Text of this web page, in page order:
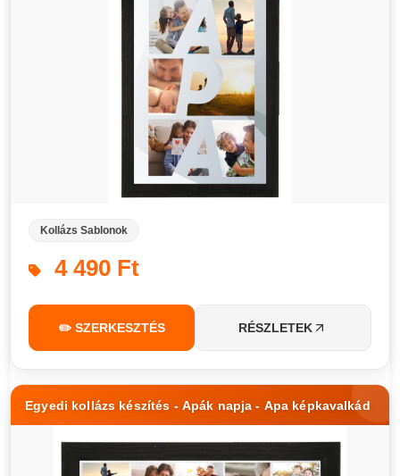
Kollázs Sablonok
4 490 Ft
✏️ SZERKESZTÉS RÉSZLETEK
Egyedi kollázs készítés - Apák napja - Apa képkavalkád